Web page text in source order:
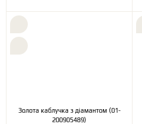
Золота каблучка з діамантом (01-
200905489)